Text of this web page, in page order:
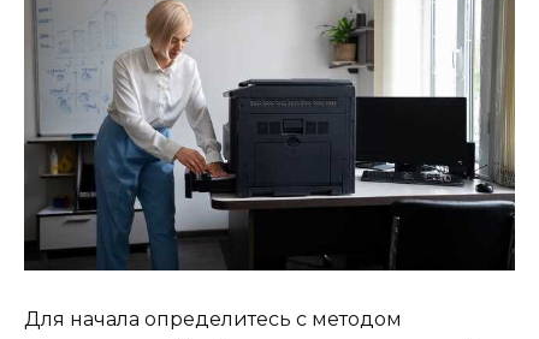
Для начала определитесь с методом